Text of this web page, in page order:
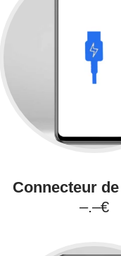
Connecteur
–.–€